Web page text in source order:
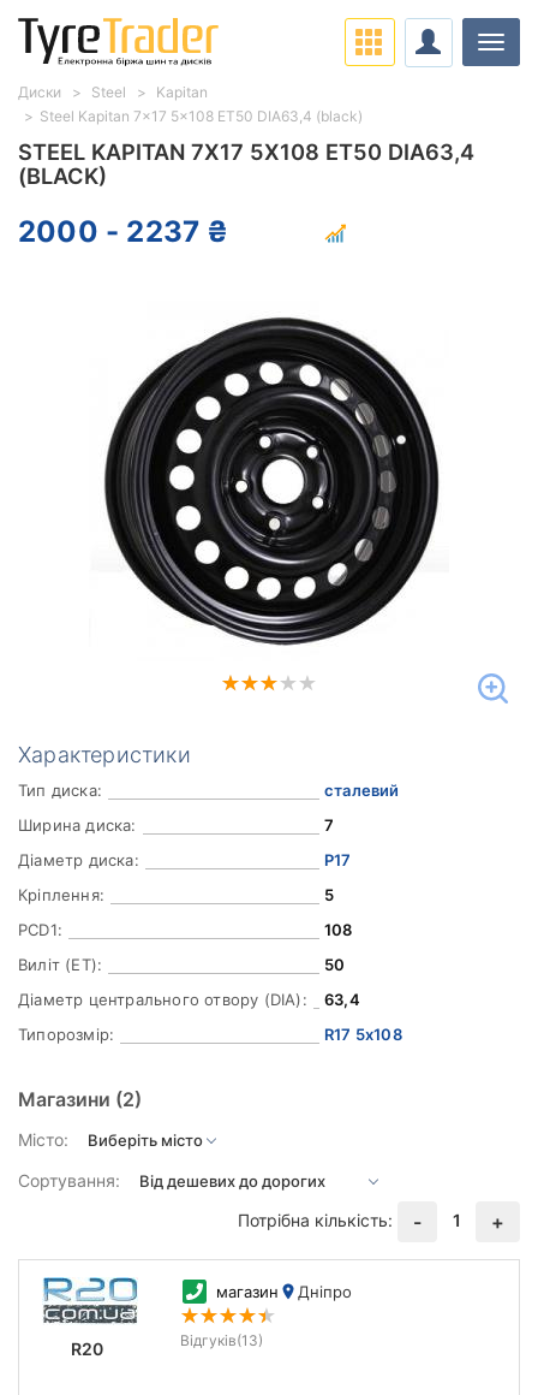
STEEL KAPITAN 7X17 5X108 ET50 DIA63,4
(BLACK)
2000 - 2237 ₴
Характеристики
Тип диска:
сталевий
Ширина диска:
7
Діаметр диска:
Р17
Кріплення:
5
PCD1:
108
Виліт (ET):
50
Діаметр центрального отвору (DIA):
63,4
Типорозмір:
R17 5x108
Магазини (2)
Місто:
Сортування:
Потрібна кількість:
- 1 +
R20
магазин Дніпро
Відгуків(13)
Диски Steel
Kapitan
Steel Kapitan 7x17 5x108 ET50 DIA63,4 (black)